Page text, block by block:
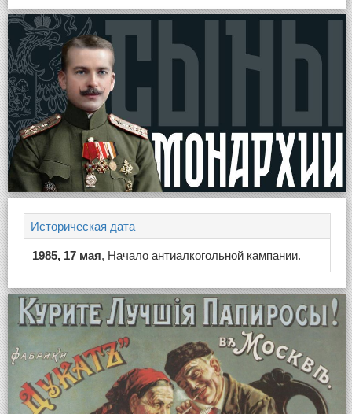
Историческая дата
1985, 17 мая, Начало антиалкогольной кампании.